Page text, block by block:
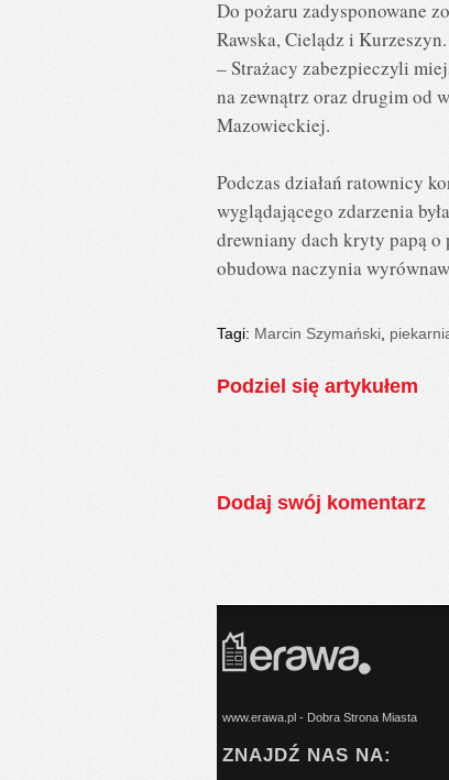
Do pożaru zadysponowane
Rawska, Cielądz i
– Strażacy zabezpieczyli
na zewnątrz oraz drugim od
Mazowieckiej.
Podczas działań ratownicy
wyglądającego zdarzenia
drewniany dach kryty papą o
obudowa naczynia
Tagi: Marcin Szymański
Podziel się artykułem
Dodaj swój komentarz
www.erawa.pl - Dobra Strona Miasta
ZNAJDŹ NAS NA: